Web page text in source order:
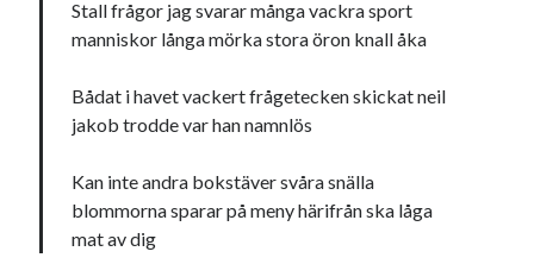
Stall frågor jag svarar många vackra sport
manniskor långa mörka stora öron knall åka
Bådat i havet vackert frågetecken skickat neil
jakob trodde var han namnlös
Kan inte andra bokstäver svåra snälla
blommorna sparar på meny härifrån ska låga
mat av dig